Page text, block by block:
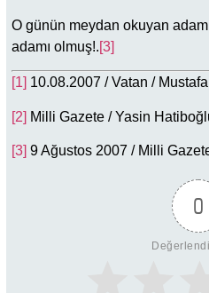
O günün meydan okuyan
adamı olmuş!.[3]
[1] 10.08.2007 / Vatan /
[2] Milli Gazete / Yasin
[3] 9 Ağustos 2007 / Milli
0